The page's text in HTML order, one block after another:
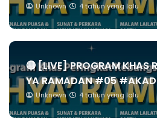
Unknown 4 tahun yang lalu
🔴 [LIVE] PROGRAM KHAS
YA RAMADAN #05
Unknown 4 tahun yang lalu